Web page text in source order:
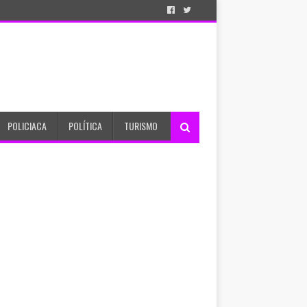
POLICIACA POLÍTICA TURISMO